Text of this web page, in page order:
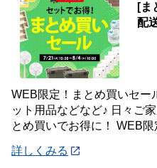
[ま
配
WEB限定！まとめ買いセー
ット用品などなど♪ 日々ご
とめ買いでお得に！ WEB限定・配送限定の特別価格！ た
詳しくみる